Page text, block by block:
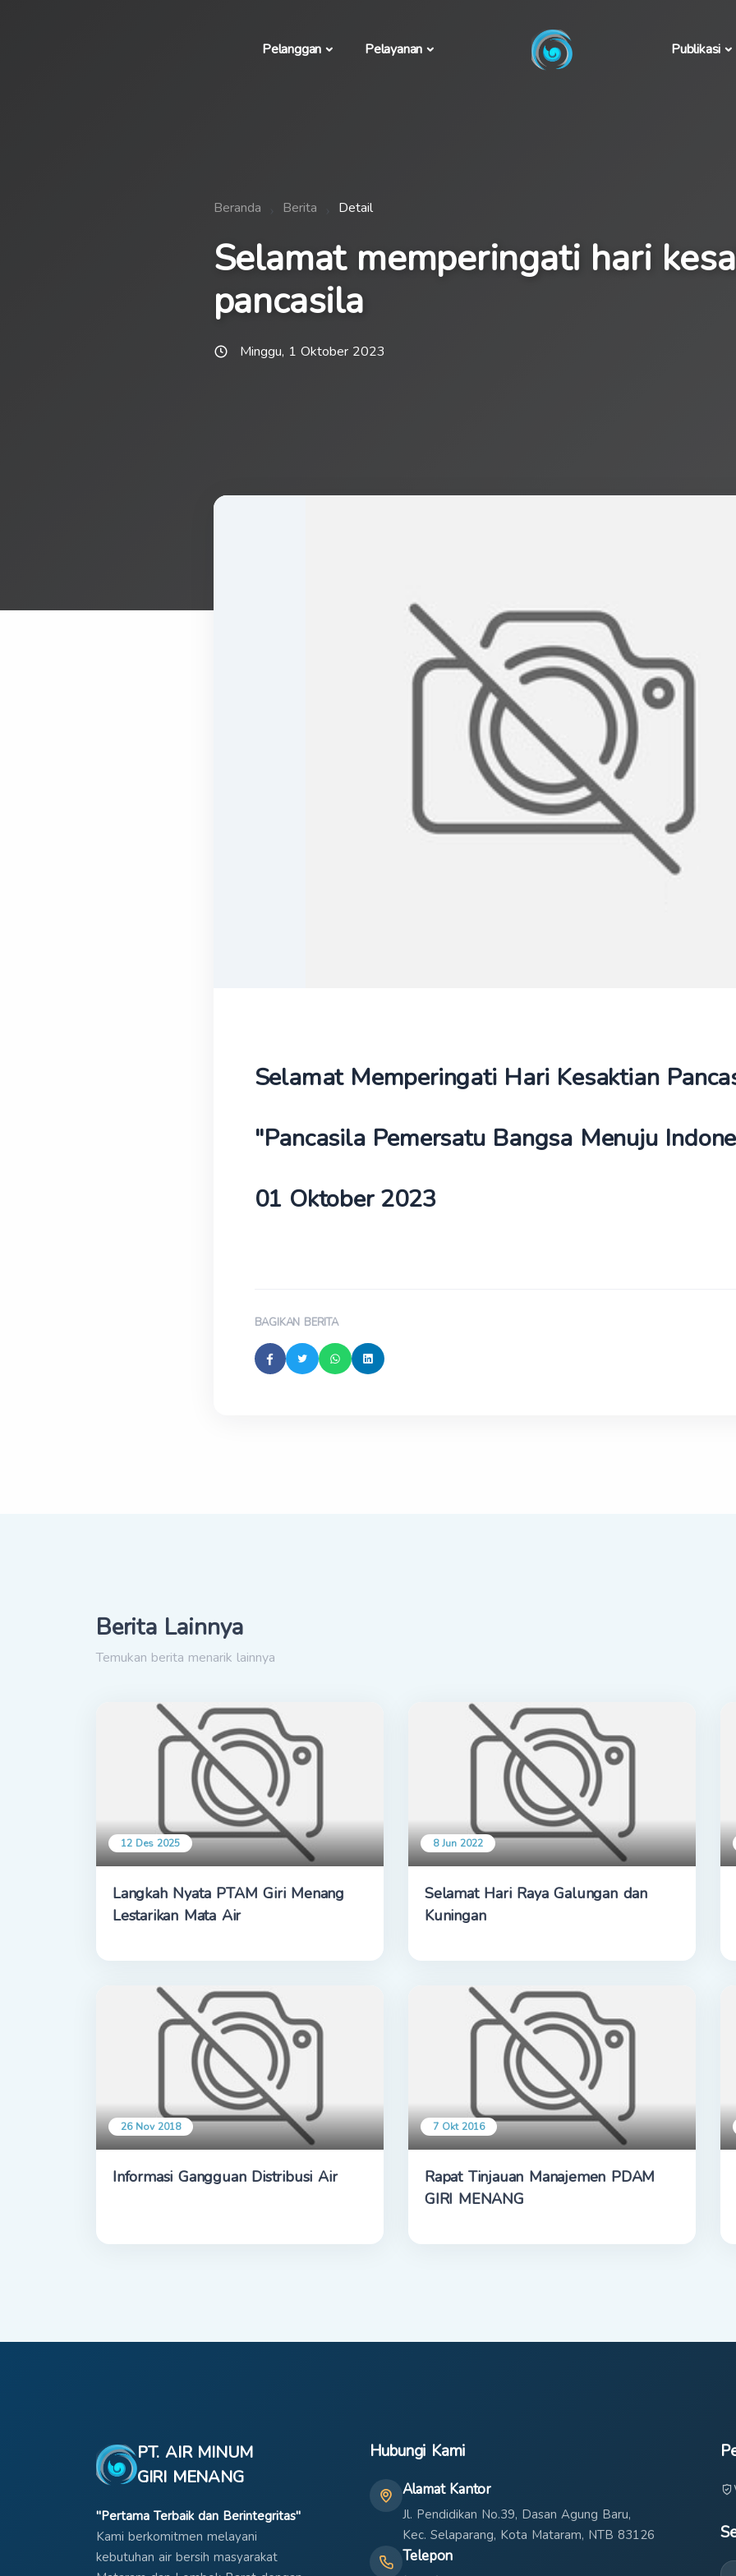
Pelanggan Pelayanan Publikasi
Beranda Berita Detail
Selamat memperingati hari
pancasila
Minggu, 1 Oktober 2023
Selamat Memperingati Hari Kesaktian
"Pancasila Pemersatu Bangsa Menuju
01 Oktober 2023
BAGIKAN BERITA
Berita Lainnya
Temukan berita menarik lainnya
12 Des 2025
Langkah Nyata PTAM Giri Menang
Lestarikan Mata Air
8 Jun 2022
Selamat Hari Raya Galungan dan
Kuningan
26 Nov 2018
Informasi Gangguan Distribusi Air
7 Okt 2016
Rapat Tinjauan Manajemen PDAM
GIRI MENANG
PT. AIR MINUM
GIRI MENANG
"Pertama Terbaik dan Berintegritas"
Kami berkomitmen melayani
kebutuhan air bersih masyarakat
Hubungi Kami
Alamat Kantor
Jl. Pendidikan No.39, Dasan Agung Baru,
Kec. Selaparang, Kota Mataram, NTB 83126
Telepon